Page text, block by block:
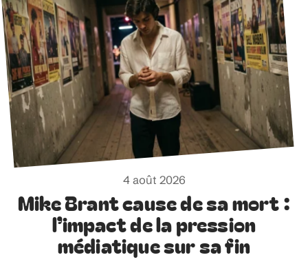
4 août 2026
Mike Brant cause de sa mort :
l’impact de la pression
médiatique sur sa fin